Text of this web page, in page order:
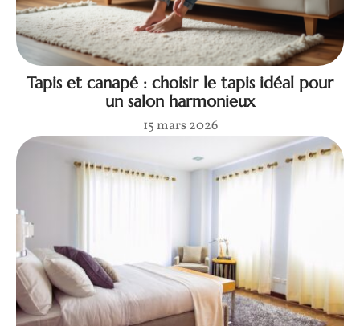
Tapis et canapé : choisir le tapis idéal pour
un salon harmonieux
15 mars 2026